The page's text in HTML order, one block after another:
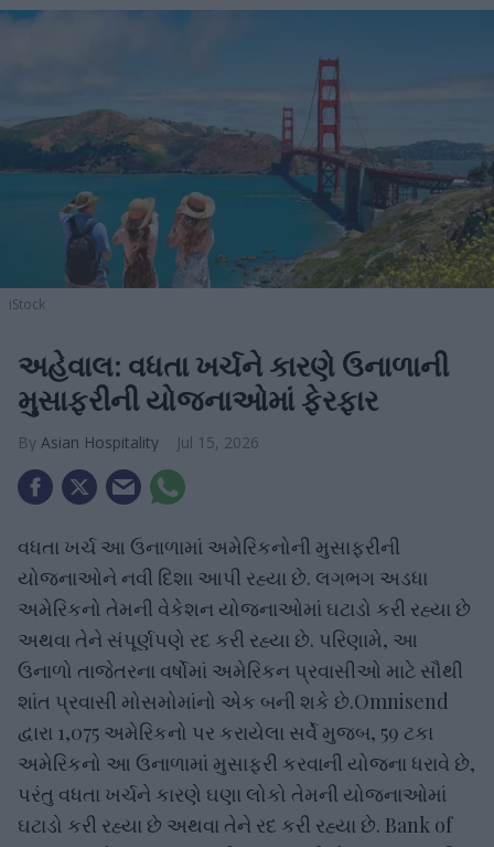
iStock
અહેવાલ: વધતા ખર્ચને કારણે ઉનાળાની
મુસાફરીની યોજનાઓમાં ફેરફાર
Asian Hospitality Jul 15, 2026
વધતા ખર્ચ આ ઉનાળામાં અમેરિકનોની મુસાફરીની
યોજનાઓને નવી દિશા આપી રહ્યા છે. લગભગ અડધા
અમેરિકનો તેમની વેકેશન યોજનાઓમાં ઘટાડો કરી રહ્યા છે
અથવા તેને સંપૂર્ણપણે રદ કરી રહ્યા છે. પરિણામે, આ
ઉનાળો તાજેતરના વર્ષોમાં અમેરિકન પ્રવાસીઓ માટે સૌથી
શાંત પ્રવાસી મોસમોમાંનો એક બની શકે છે.Omnisend
દ્વારા 1,075 અમેરિકનો પર કરાયેલા સર્વે મુજબ, 59 ટકા
અમેરિકનો આ ઉનાળામાં મુસાફરી કરવાની યોજના ધરાવે છે,
પરંતુ વધતા ખર્ચને કારણે ઘણા લોકો તેમની યોજનાઓમાં
ઘટાડો કરી રહ્યા છે અથવા તેને રદ કરી રહ્યા છે. Bank of